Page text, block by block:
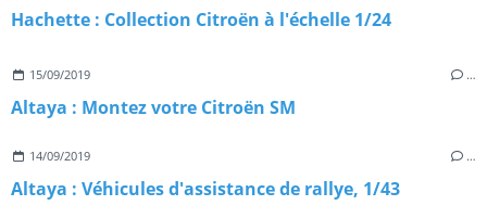
Hachette : Collection Citroën à l'échelle 1/24
15/09/2019 …
Altaya : Montez votre Citroën SM
14/09/2019 …
Altaya : Véhicules d'assistance de rallye, 1/43